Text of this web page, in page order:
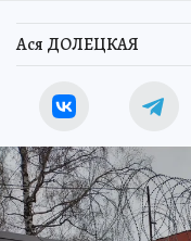
Ася ДОЛЕЦКАЯ